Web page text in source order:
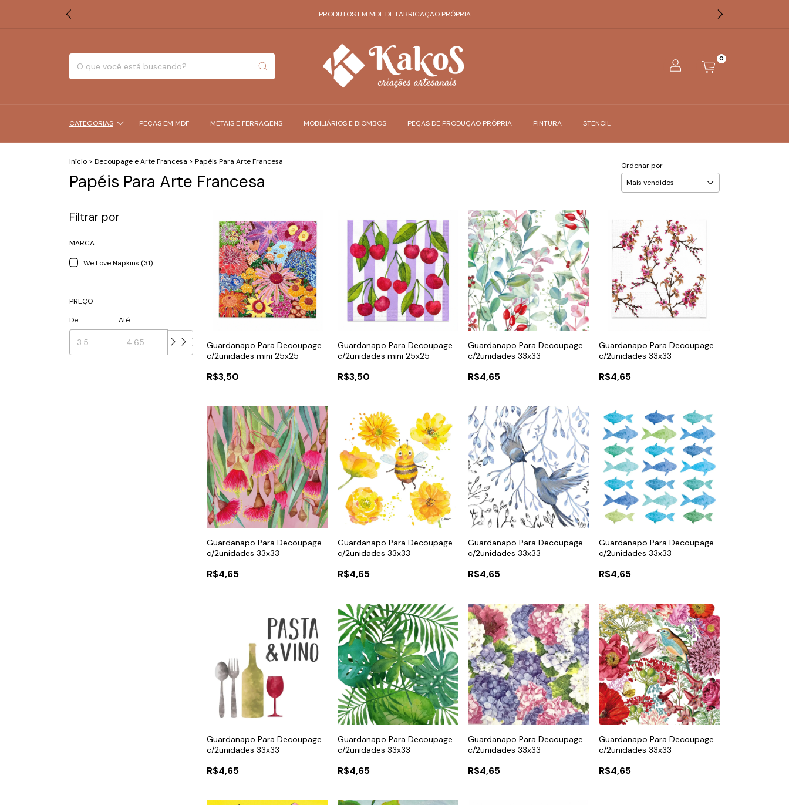
PRODUTOS EM MDF DE FABRICAÇÃO PRÓPRIA
0
CATEGORIAS PEÇAS EM MDF METAIS E FERRAGENS MOBILIÁRIOS E BIOMBOS PEÇAS DE PRODUÇÃO PRÓPRIA PINTURA STENCIL
Início > Decoupage e Arte Francesa > Papéis Para Arte Francesa
Papéis Para Arte Francesa
Ordenar por
Filtrar por
MARCA
We Love Napkins (31)
PREÇO
De
Até
Guardanapo Para Decoupage
c/2unidades mini 25x25
R$3,50
Guardanapo Para Decoupage
c/2unidades mini 25x25
R$3,50
Guardanapo Para Decoupage
c/2unidades 33x33
R$4,65
Guardanapo Para Decoupage
c/2unidades 33x33
R$4,65
Guardanapo Para Decoupage
c/2unidades 33x33
R$4,65
Guardanapo Para Decoupage
c/2unidades 33x33
R$4,65
Guardanapo Para Decoupage
c/2unidades 33x33
R$4,65
Guardanapo Para Decoupage
c/2unidades 33x33
R$4,65
Guardanapo Para Decoupage
c/2unidades 33x33
R$4,65
Guardanapo Para Decoupage
c/2unidades 33x33
R$4,65
Guardanapo Para Decoupage
c/2unidades 33x33
R$4,65
Guardanapo Para Decoupage
c/2unidades 33x33
R$4,65